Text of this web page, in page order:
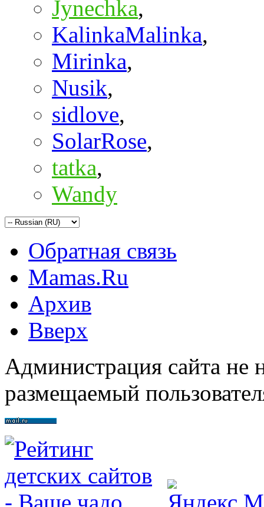
Jynechka,
KalinkaMalinka,
Mirinka,
Nusik,
sidlove,
SolarRose,
tatka,
Wandy
Обратная связь
Mamas.Ru
Архив
Вверх
Администрация сайта не
размещаемый